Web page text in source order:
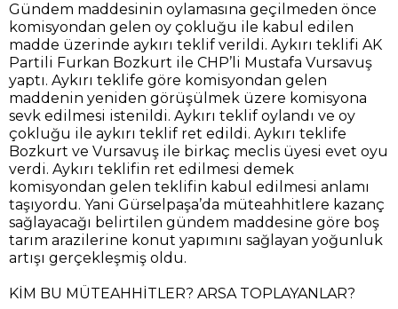
Gündem maddesinin oylamasına geçilmeden önce
komisyondan gelen oy çokluğu ile kabul edilen
madde üzerinde aykırı teklif verildi. Aykırı teklifi AK
Partili Furkan Bozkurt ile CHP’li Mustafa Vursavuş
yaptı. Aykırı teklife göre komisyondan gelen
maddenin yeniden görüşülmek üzere komisyona
sevk edilmesi istenildi. Aykırı teklif oylandı ve oy
çokluğu ile aykırı teklif ret edildi. Aykırı teklife
Bozkurt ve Vursavuş ile birkaç meclis üyesi evet oyu
verdi. Aykırı teklifin ret edilmesi demek
komisyondan gelen teklifin kabul edilmesi anlamı
taşıyordu. Yani Gürselpaşa’da müteahhitlere kazanç
sağlayacağı belirtilen gündem maddesine göre boş
tarım arazilerine konut yapımını sağlayan yoğunluk
artışı gerçekleşmiş oldu.
KİM BU MÜTEAHHİTLER? ARSA TOPLAYANLAR?